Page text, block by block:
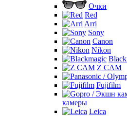
Очки
Red
Arri
Sony
Canon
Nikon
Z CAM
Fujifilm
камеры
Leica